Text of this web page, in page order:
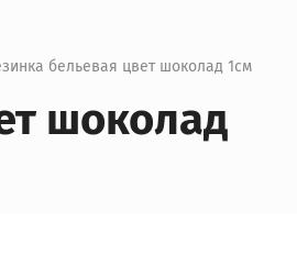
бельевая цвет шоколад 1см
шоколад